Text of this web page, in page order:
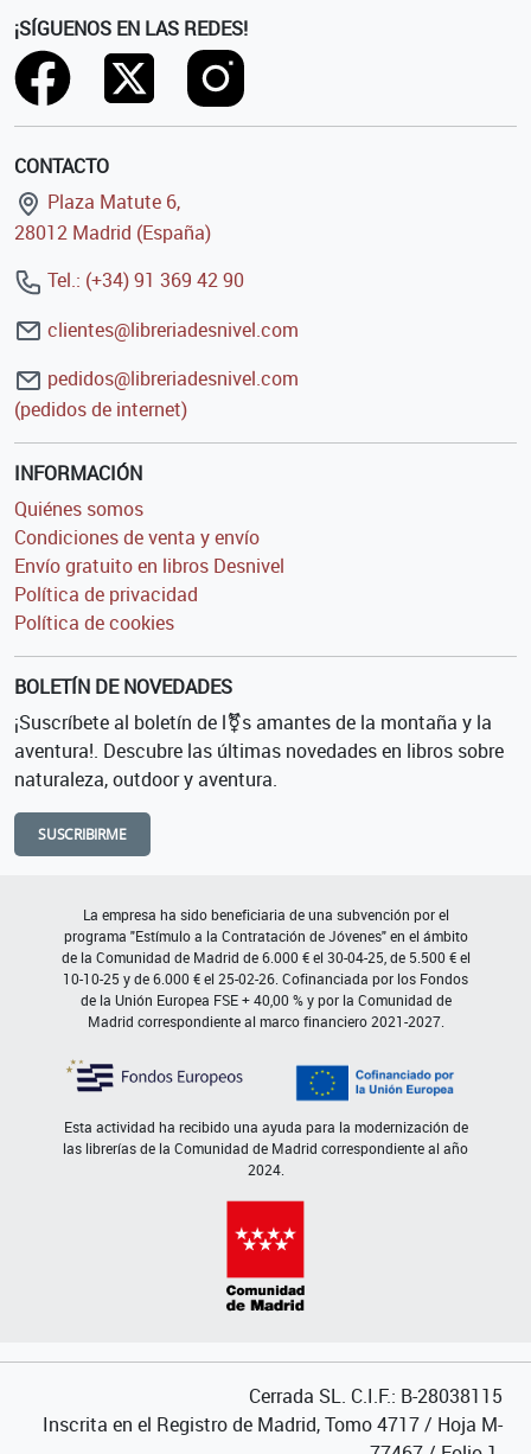
¡SÍGUENOS EN LAS REDES!
CONTACTO
Plaza Matute 6,
28012 Madrid (España)
Tel.: (+34) 91 369 42 90
clientes@libreriadesnivel.com
pedidos@libreriadesnivel.com
(pedidos de internet)
INFORMACIÓN
Quiénes somos
Condiciones de venta y envío
Envío gratuito en libros Desnivel
Política de privacidad
Política de cookies
BOLETÍN DE NOVEDADES
¡Suscríbete al boletín de l⚧s amantes de la montaña y la
aventura!. Descubre las últimas novedades en libros sobre
naturaleza, outdoor y aventura.
SUSCRIBIRME
La empresa ha sido beneficiaria de una subvención por el
programa "Estímulo a la Contratación de Jóvenes" en el ámbito
de la Comunidad de Madrid de 6.000 € el 30-04-25, de 5.500 € el
10-10-25 y de 6.000 € el 25-02-26. Cofinanciada por los Fondos
de la Unión Europea FSE + 40,00 % y por la Comunidad de
Madrid correspondiente al marco financiero 2021-2027.
Esta actividad ha recibido una ayuda para la modernización de
las librerías de la Comunidad de Madrid correspondiente al año
2024.
Cerrada SL. C.I.F.: B-28038115
Inscrita en el Registro de Madrid, Tomo 4717 / Hoja M-